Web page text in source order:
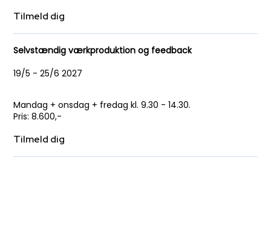
Tilmeld dig
Selvstændig værkproduktion og feedback
19/5 - 25/6 2027
Mandag + onsdag + fredag kl. 9.30 - 14.30.
​Pris​: 8.600,-
Tilmeld dig